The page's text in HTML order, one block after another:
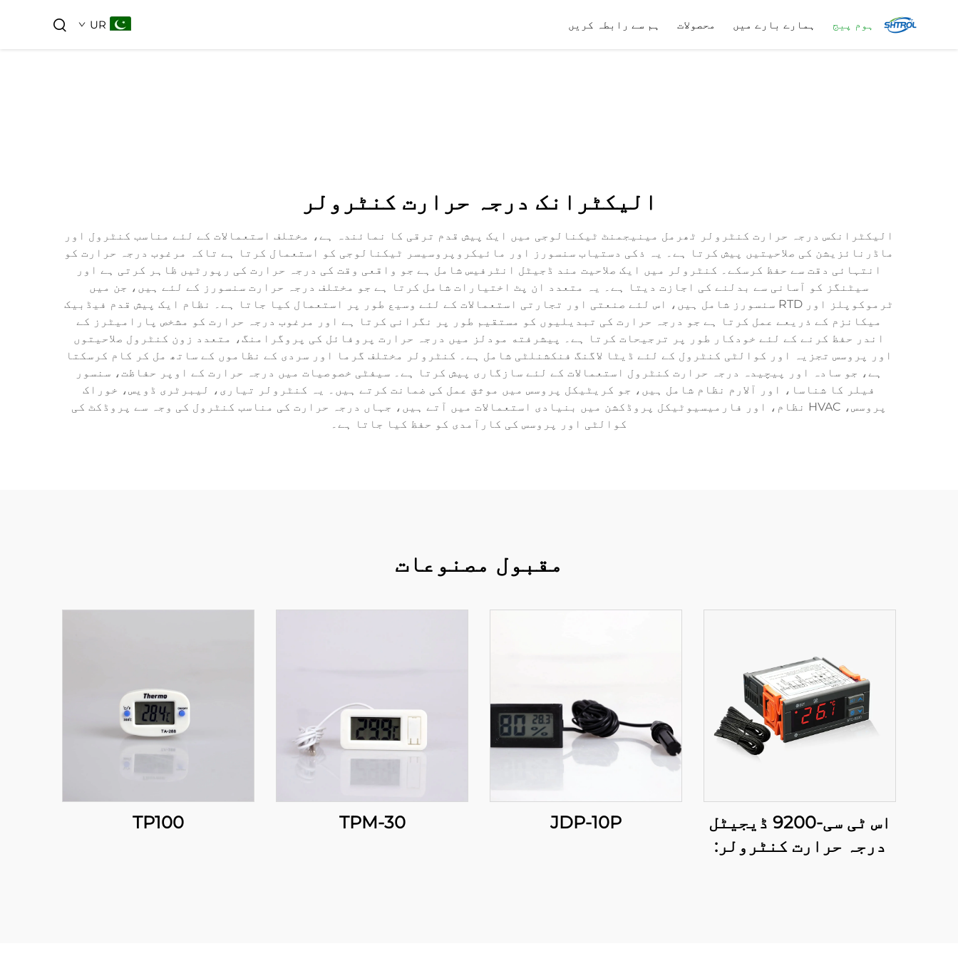
ہوم پیج ہمارے بارے میں محصولات ہم سے رابطہ کریں UR
الیکٹرانک درجہ حرارت کنٹرولر
الیکٹرانکس درجہ حرارت کنٹرولر ٹھرمل مینیجمنٹ ٹیکنالوجی میں ایک پیش قدم ترقی کا نمائندہ ہے، مختلف استعمالات کے لئے مناسب کنٹرول اور
ماڈرنائزیشن کی صلاحیتیں پیش کرتا ہے۔ یہ ذکی دستیاب سنسورز اور مائیکروپروسیسر ٹیکنالوجی کو استعمال کرتا ہے تاکہ مرغوب درجہ حرارت کو
انتہائی دقت سے حفظ کرسکے۔ کنٹرولر میں ایک صلاحیت مند ڈجیٹل انٹرفیس شامل ہے جو واقعی وقت کی درجہ حرارت کی رپورٹیں ظاہر کرتی ہے اور
سیٹنگز کو آسانی سے بدلنے کی اجازت دیتا ہے۔ یہ متعدد ان پٹ اختیارات شامل کرتا ہے جو مختلف درجہ حرارت سنسورز کے لئے ہیں، جن میں
ٹرموکوپلز اور RTD سنسورز شامل ہیں، اس لئے صنعتی اور تجارتی استعمالات کے لئے وسیع طور پر استعمال کیا جاتا ہے۔ نظام ایک پیش قدم فیڈبیک
میکانزم کے ذریعے عمل کرتا ہے جو درجہ حرارت کی تبدیلیوں کو مستقیم طور پر نگرانی کرتا ہے اور مرغوب درجہ حرارت کو مشخص پارامیٹرز کے
اندر حفظ کرنے کے لئے خودکار طور پر ترجیحات کرتا ہے۔ پیشرفته مودلز میں درجہ حرارت پروفائل کی پروگرامنگ، متعدد زون کنٹرول صلاحیتوں
اور پروسس تجزیہ اور کوالٹی کنٹرول کے لئے ڈیٹا لاگنگ فنکشنلٹی شامل ہے۔ کنٹرولر مختلف گرما اور سردی کے نظاموں کے ساتھ مل کر کام کرسکتا
ہے، جو سادہ اور پیچیدہ درجہ حرارت کنٹرول استعمالات کے لئے سازگاری پیش کرتا ہے۔ سیفٹی خصوصیات میں درجہ حرارت کے اوپر حفاظت، سنسور
فیلر کا شناسا، اور آلارم نظام شامل ہیں، جو کریٹیکل پروسس میں موثق عمل کی ضمانت کرتے ہیں۔ یہ کنٹرولر تیاری، لیبرٹری ڈویس، خوراک
پروسس، HVAC نظام، اور فارمیسیوٹیکل پروڈکشن میں بنیادی استعمالات میں آتے ہیں، جہاں درجہ حرارت کی مناسب کنٹرول کی وجہ سے پروڈکٹ کی
کوالٹی اور پروسس کی کارآمدی کو حفظ کیا جاتا ہے۔
مقبول مصنوعات
اس ٹی سی-9200 ڈیجیٹل
درجہ حرارت کنٹرولر:
JDP-10P
TPM-30
TP100